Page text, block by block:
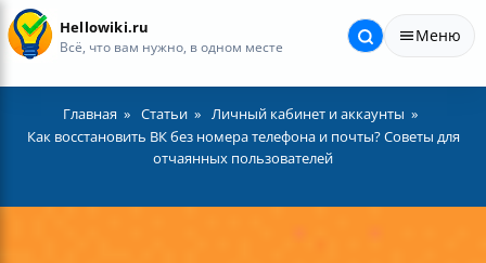
Hellowiki.ru
Всё, что вам нужно, в одном месте
Меню
Главная Статьи
Личный кабинет и аккаунты
Как восстановить ВК без номера телефона и почты? Советы для
отчаянных пользователей